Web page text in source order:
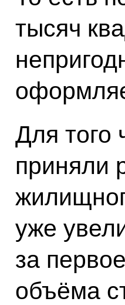
тысяч
Для того
приняли
уже
за
объёма